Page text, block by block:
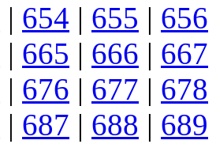
| 654 | 655 | 656
| 665 | 666 | 667
| 676 | 677 | 678
| 687 | 688 | 689